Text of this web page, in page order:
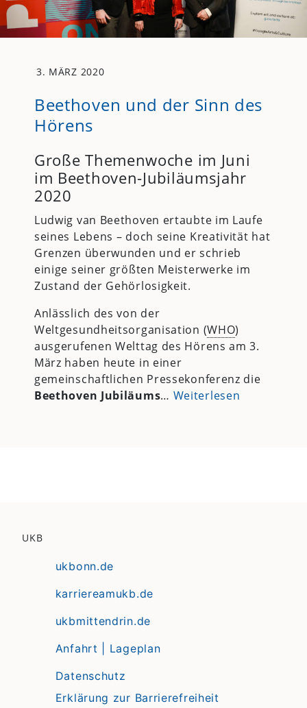
3. MÄRZ 2020
Beethoven und der Sinn des
Hörens
Große Themenwoche im Juni
im Beethoven-Jubiläumsjahr
2020
Ludwig van Beethoven ertaubte im Laufe
seines Lebens – doch seine Kreativität hat
Grenzen überwunden und er schrieb
einige seiner größten Meisterwerke im
Zustand der Gehörlosigkeit.
Anlässlich des von der
Weltgesundheitsorganisation (WHO)
ausgerufenen Welttag des Hörens am 3.
März haben heute in einer
gemeinschaftlichen Pressekonferenz die
Beethoven Jubiläums… Weiterlesen
UKB
ukbonn.de
karriereamukb.de
ukbmittendrin.de
Anfahrt | Lageplan
Datenschutz
Erklärung zur Barrierefreiheit